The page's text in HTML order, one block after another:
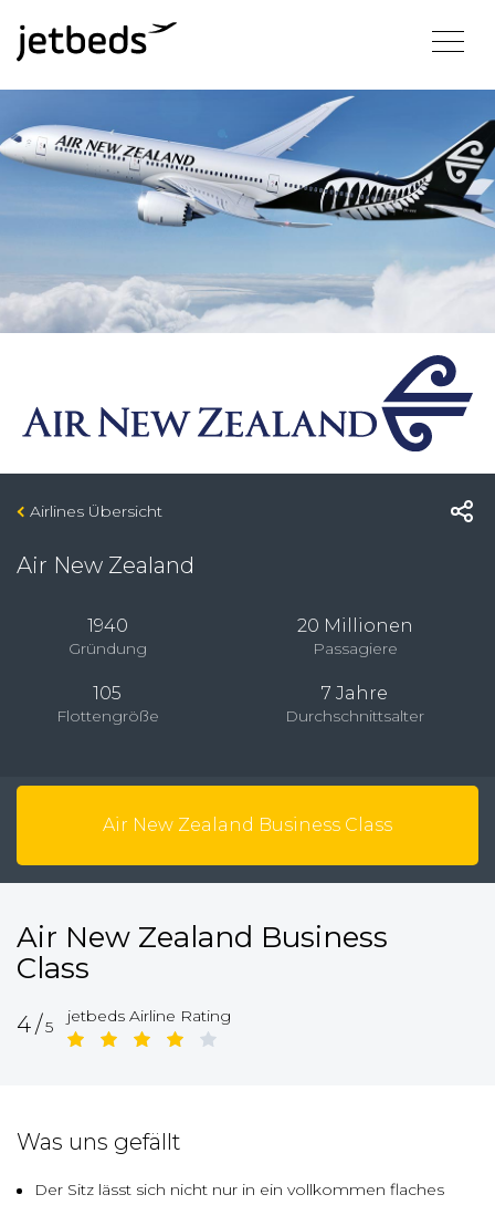
Airlines Übersicht
Air New Zealand
1940
Gründung
20 Millionen
Passagiere
105
Flottengröße
7 Jahre
Durchschnittsalter
Air New Zealand Business Class
Air New Zealand Business
Class
4/5
jetbeds Airline Rating
Was uns gefällt
Der Sitz lässt sich nicht nur in ein vollkommen flaches